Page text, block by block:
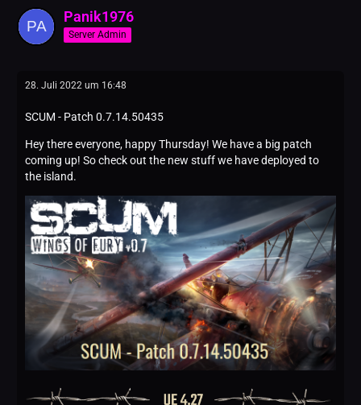
Panik1976
Server Admin
28. Juli 2022 um 16:48
SCUM - Patch 0.7.14.50435
Hey there everyone, happy Thursday! We have a big patch
coming up! So check out the new stuff we have deployed to
the island.